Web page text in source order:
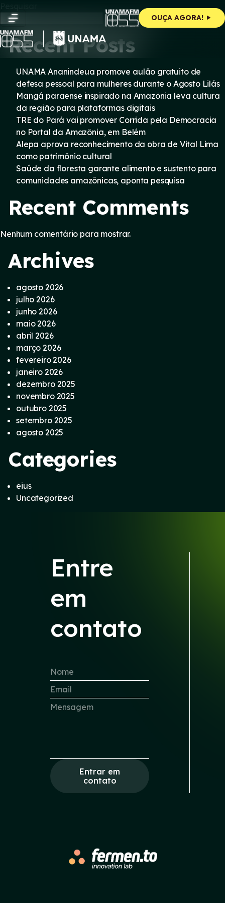
content
OUÇA AGORA!
Pesquisar
Pesquisar
Recent Posts
UNAMA Ananindeua promove aulão gratuito de
defesa pessoal para mulheres durante o Agosto Lilás
Mangá paraense inspirado na Amazônia leva cultura
da região para plataformas digitais
TRE do Pará vai promover Corrida pela Democracia
no Portal da Amazônia, em Belém
Alepa aprova reconhecimento da obra de Vital Lima
como patrimônio cultural
Saúde da floresta garante alimento e sustento para
comunidades amazônicas, aponta pesquisa
Recent Comments
Nenhum comentário para mostrar.
Archives
agosto 2026
julho 2026
junho 2026
maio 2026
abril 2026
março 2026
fevereiro 2026
janeiro 2026
dezembro 2025
novembro 2025
outubro 2025
setembro 2025
agosto 2025
Categories
eius
Uncategorized
Entre
em
contato
Entrar em
contato